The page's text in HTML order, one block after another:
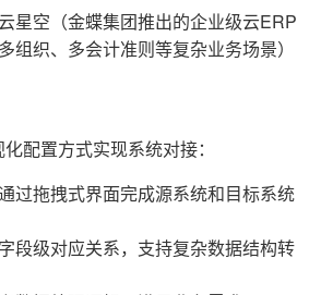
星空（金蝶集团推出的企业级云ERP
组织、多会计准则等复杂业务场景）
配置方式实现系统对接：
过拖拽式界面完成源系统和目标系统
段级对应关系，支持复杂数据结构转